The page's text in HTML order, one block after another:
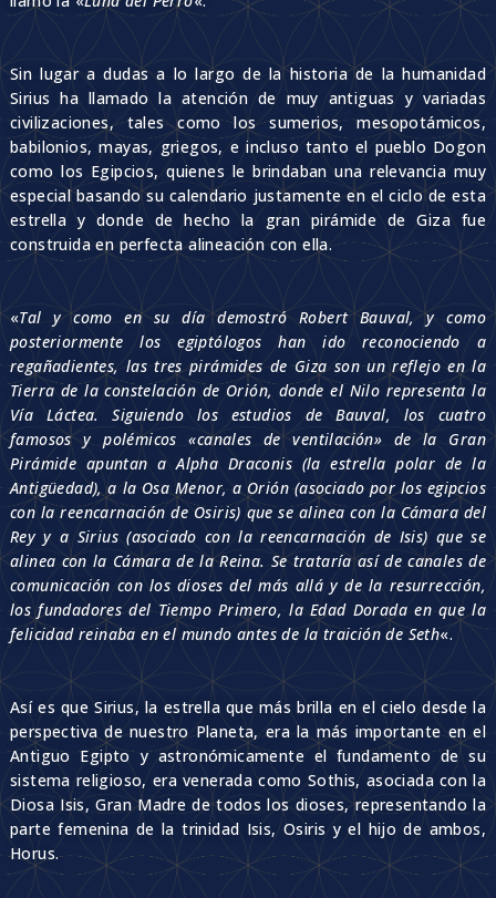
Sin lugar a dudas a lo largo de la historia de la humanidad
Sirius ha llamado la atención de muy antiguas y variadas
civilizaciones, tales como los sumerios, mesopotámicos,
babilonios, mayas, griegos, e incluso tanto el pueblo Dogon
como los Egipcios, quienes le brindaban una relevancia muy
especial basando su calendario justamente en el ciclo de esta
estrella y donde de hecho la gran pirámide de Giza fue
construida en perfecta alineación con ella.
«Tal y como en su día demostró Robert Bauval, y como
posteriormente los egiptólogos han ido reconociendo a
regañadientes, las tres pirámides de Giza son un reflejo en la
Tierra de la constelación de Orión, donde el Nilo representa la
Vía Láctea. Siguiendo los estudios de Bauval, los cuatro
famosos y polémicos «canales de ventilación» de la Gran
Pirámide apuntan a Alpha Draconis (la estrella polar de la
Antigüedad), a la Osa Menor, a Orión (asociado por los egipcios
con la reencarnación de Osiris) que se alinea con la Cámara del
Rey y a Sirius (asociado con la reencarnación de Isis) que se
alinea con la Cámara de la Reina. Se trataría así de canales de
comunicación con los dioses del más allá y de la resurrección,
los fundadores del Tiempo Primero, la Edad Dorada en que la
felicidad reinaba en el mundo antes de la traición de Seth«.
Así es que Sirius, la estrella que más brilla en el cielo desde la
perspectiva de nuestro Planeta, era la más importante en el
Antiguo Egipto y astronómicamente el fundamento de su
sistema religioso, era venerada como Sothis, asociada con la
Diosa Isis, Gran Madre de todos los dioses, representando la
parte femenina de la trinidad Isis, Osiris y el hijo de ambos,
Horus.